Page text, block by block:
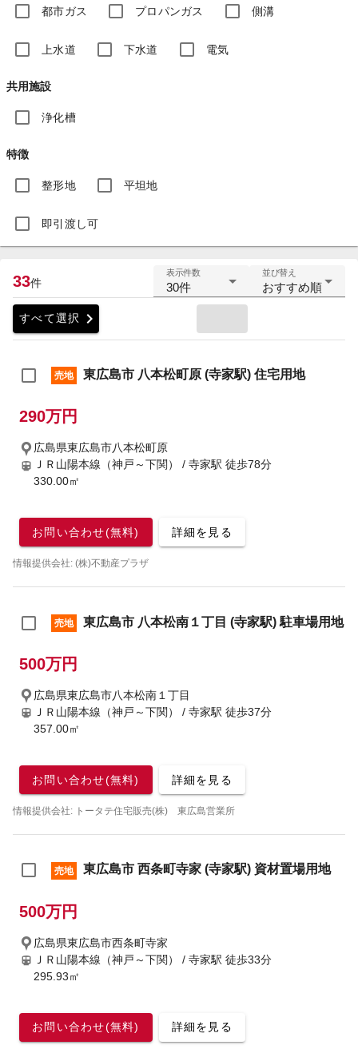
都市ガス プロパンガス 側溝
上水道 下水道 電気
共用施設
浄化槽
特徴
整形地 平坦地
即引渡し可
33件
表示件数
30件
並び替え
おすすめ順
すべて選択 chevron_right
売地 東広島市 八本松町原 (寺家駅) 住宅用地
290万円
広島県東広島市八本松町原
ＪＲ山陽本線（神戸～下関） / 寺家駅 徒歩78分
330.00㎡
お問い合わせ(無料) 詳細を見る
情報提供会社: (株)不動産プラザ
売地 東広島市 八本松南１丁目 (寺家駅) 駐車場用地
500万円
広島県東広島市八本松南１丁目
ＪＲ山陽本線（神戸～下関） / 寺家駅 徒歩37分
357.00㎡
お問い合わせ(無料) 詳細を見る
情報提供会社: トータテ住宅販売(株) 東広島営業所
売地 東広島市 西条町寺家 (寺家駅) 資材置場用地
500万円
広島県東広島市西条町寺家
ＪＲ山陽本線（神戸～下関） / 寺家駅 徒歩33分
295.93㎡
お問い合わせ(無料) 詳細を見る